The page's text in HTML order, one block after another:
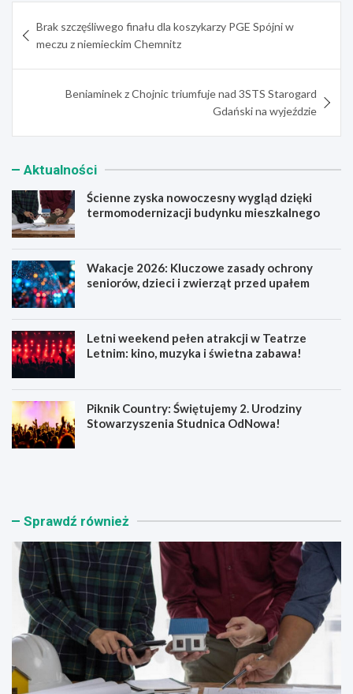
wpisu
Brak szczęśliwego finału dla koszykarzy PGE Spójni w
meczu z niemieckim Chemnitz
Beniaminek z Chojnic triumfuje nad 3STS Starogard
Gdański na wyjeździe
Aktualności
Ścienne zyska nowoczesny wygląd dzięki
termomodernizacji budynku mieszkalnego
Wakacje 2026: Kluczowe zasady ochrony
seniorów, dzieci i zwierząt przed upałem
Letni weekend pełen atrakcji w Teatrze
Letnim: kino, muzyka i świetna zabawa!
Piknik Country: Świętujemy 2. Urodziny
Stowarzyszenia Studnica OdNowa!
Ś
n
z
o
o
c
W
j
2
0
2
l
c
z
Sprawdź również